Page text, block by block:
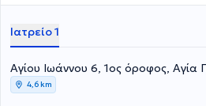
Ιατρείο 1
Αγίου Ιωάννου 6, 1ος όροφος, Αγία
4,6 km